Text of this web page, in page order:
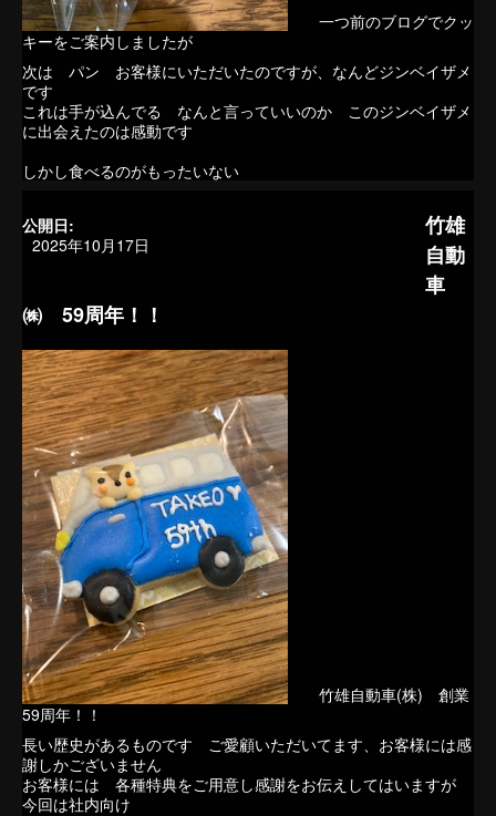
一つ前のブログでクッ
キーをご案内しましたが
次は パン お客様にいただいたのですが、なんどジンベイザメ
です
これは手が込んでる なんと言っていいのか このジンベイザメ
に出会えたのは感動です
しかし食べるのがもったいない
公開日:
2025年10月17日
竹雄
自動
車
㈱ 59周年！！
竹雄自動車(株) 創業
59周年！！
長い歴史があるものです ご愛顧いただいてます、お客様には感
謝しかございません
お客様には 各種特典をご用意し感謝をお伝えしてはいますが
今回は社内向け